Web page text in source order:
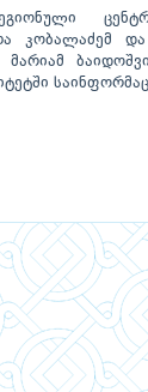
კობალაძემ და
მარიამ